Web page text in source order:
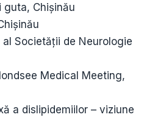
guta, Chișinău
Societății de Neurologie
Medical Meeting,
a dislipidemiilor – viziune